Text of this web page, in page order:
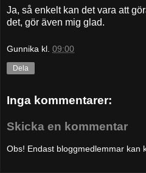
Ja, så enkelt kan det vara att
det, gör även mig glad.
Gunnika kl. 09:00
Dela
Inga kommentarer:
Skicka en kommentar
Obs! Endast bloggmedlemmar kan